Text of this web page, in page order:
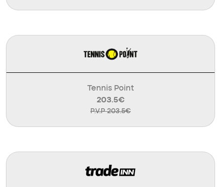
Tennis Point
203.5€
P.V.P 203.5€